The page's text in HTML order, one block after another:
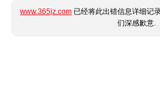
www.365jz.com 已经将此出错信息详细记
们深感歉意.